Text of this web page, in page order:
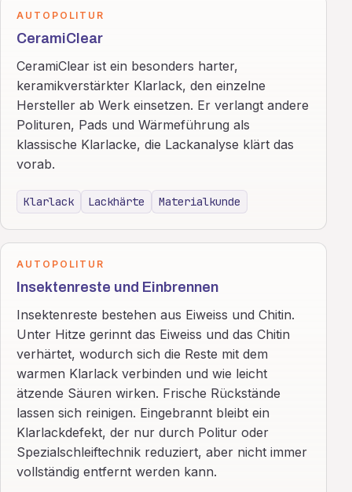
AUTOPOLITUR
CeramiClear
CeramiClear ist ein besonders harter,
keramikverstärkter Klarlack, den einzelne
Hersteller ab Werk einsetzen. Er verlangt andere
Polituren, Pads und Wärmeführung als
klassische Klarlacke, die Lackanalyse klärt das
vorab.
Klarlack Lackhärte Materialkunde
AUTOPOLITUR
Insektenreste und Einbrennen
Insektenreste bestehen aus Eiweiss und Chitin.
Unter Hitze gerinnt das Eiweiss und das Chitin
verhärtet, wodurch sich die Reste mit dem
warmen Klarlack verbinden und wie leicht
ätzende Säuren wirken. Frische Rückstände
lassen sich reinigen. Eingebrannt bleibt ein
Klarlackdefekt, der nur durch Politur oder
Spezialschleiftechnik reduziert, aber nicht immer
vollständig entfernt werden kann.